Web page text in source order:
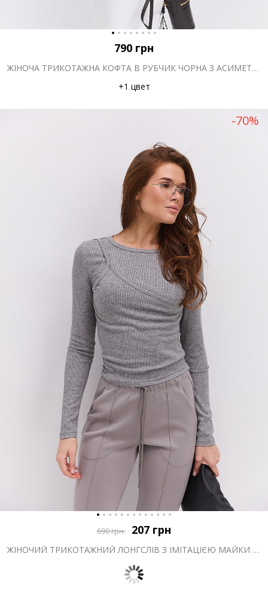
790 грн
ЖІНОЧА ТРИКОТАЖНА КОФТА В РУБЧИК ЧОРНА З АСИМЕТРИЧНИМ НИЗОМ
+1 цвет
-70%
690грн 207 грн
ЖІНОЧИЙ ТРИКОТАЖНИЙ ЛОНГСЛІВ З ІМІТАЦІЄЮ МАЙКИ СІРИЙ